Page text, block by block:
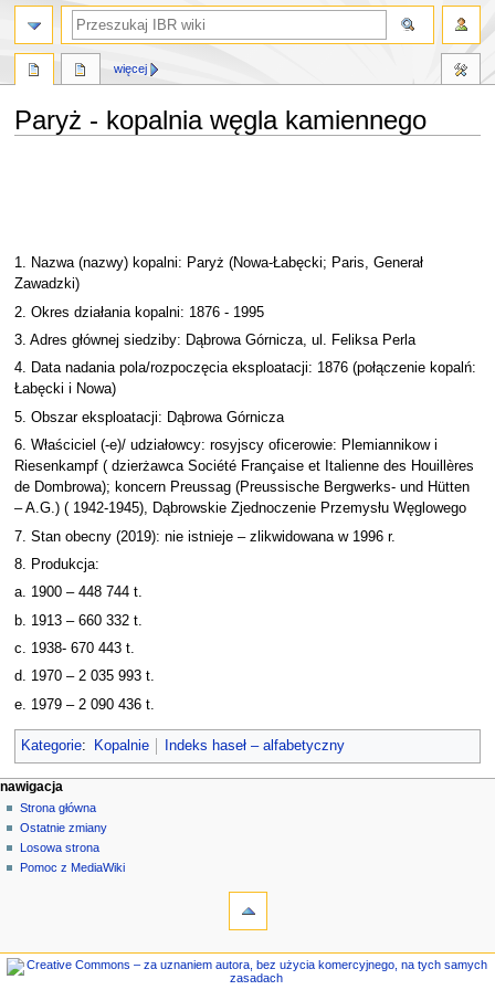
Paryż - kopalnia węgla kamiennego
1. Nazwa (nazwy) kopalni: Paryż (Nowa-Łabęcki; Paris, Generał
Zawadzki)
2. Okres działania kopalni: 1876 - 1995
3. Adres głównej siedziby: Dąbrowa Górnicza, ul. Feliksa Perla
4. Data nadania pola/rozpoczęcia eksploatacji: 1876 (połączenie kopalń:
Łabęcki i Nowa)
5. Obszar eksploatacji: Dąbrowa Górnicza
6. Właściciel (-e)/ udziałowcy: rosyjscy oficerowie: Plemiannikow i
Riesenkampf ( dzierżawca Société Française et Italienne des Houillères
de Dombrowa); koncern Preussag (Preussische Bergwerks- und Hütten
– A.G.) ( 1942-1945), Dąbrowskie Zjednoczenie Przemysłu Węglowego
7. Stan obecny (2019): nie istnieje – zlikwidowana w 1996 r.
8. Produkcja:
a. 1900 – 448 744 t.
b. 1913 – 660 332 t.
c. 1938- 670 443 t.
d. 1970 – 2 035 993 t.
e. 1979 – 2 090 436 t.
Kategorie: Kopalnie Indeks haseł – alfabetyczny
M
e
n
u
i
działania na stronie
strona
dyskusja
czytaj
kod
więcej
narzędzia osobiste
zaloguj
się
nawigacja
Strona główna
Ostatnie zmiany
Losowa strona
Pomoc z MediaWiki
szukaj
linkowanych
nawigacja
Strona